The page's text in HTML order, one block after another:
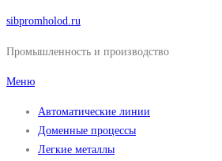
Перейти
содержимому
sibpromholod.ru
Промышленность и производство
Меню
Автоматические линии
Доменные процессы
Легкие металлы